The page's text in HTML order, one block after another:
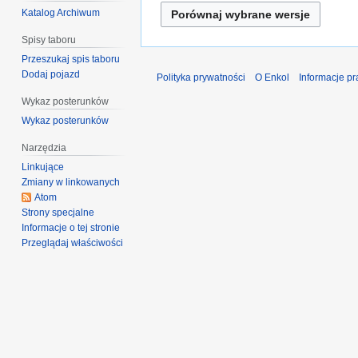
Katalog Archiwum
Spisy taboru
Przeszukaj spis taboru
Dodaj pojazd
Wykaz posterunków
Wykaz posterunków
Narzędzia
Linkujące
Zmiany w linkowanych
Atom
Strony specjalne
Informacje o tej stronie
Przeglądaj właściwości
Polityka prywatności O Enkol Informacje